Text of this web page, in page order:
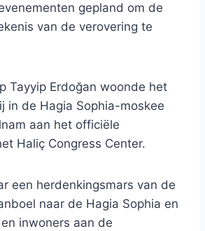
gepland om de
van de verovering te
Tayyip Erdoğan woonde het
in de Hagia Sophia-moskee
aan het officiële
Haliç Congress Center.
een herdenkingsmars van de
naar de Hagia Sophia en
inwoners aan de